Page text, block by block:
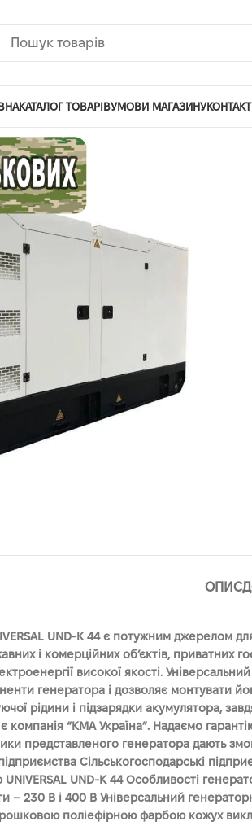
КАТАЛОГ ТОВАРІВУМОВИ МАГАЗИНУ
ОПИС
UND-K 44 є потужним джерелом
і комерційних об’єктів,
високої якості.
генератора і дозволяє монтувати
рідини і підзарядки акумулятора,
компанія “КМА Україна”. Надаємо
представленого генератора дають
Сільськогосподарські
UND-K 44 Особливості
– 230 В і 400 В Універсальний
поліефірною фарбою кожух